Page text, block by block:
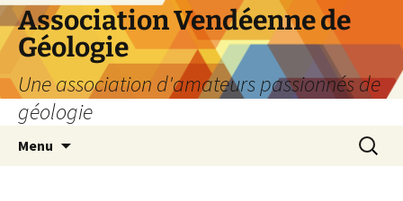
Aller
au
contenu
Association Vendéenne de
Géologie
Une association d'amateurs passionnés de
géologie
Menu